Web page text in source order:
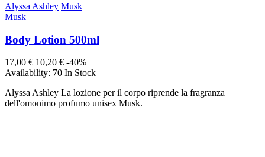
Alyssa Ashley Musk
Musk
Body Lotion 500ml
17,00 € 10,20 € -40%
Availability: 70 In Stock
Alyssa Ashley La lozione per il corpo riprende la fragranza
dell'omonimo profumo unisex Musk.